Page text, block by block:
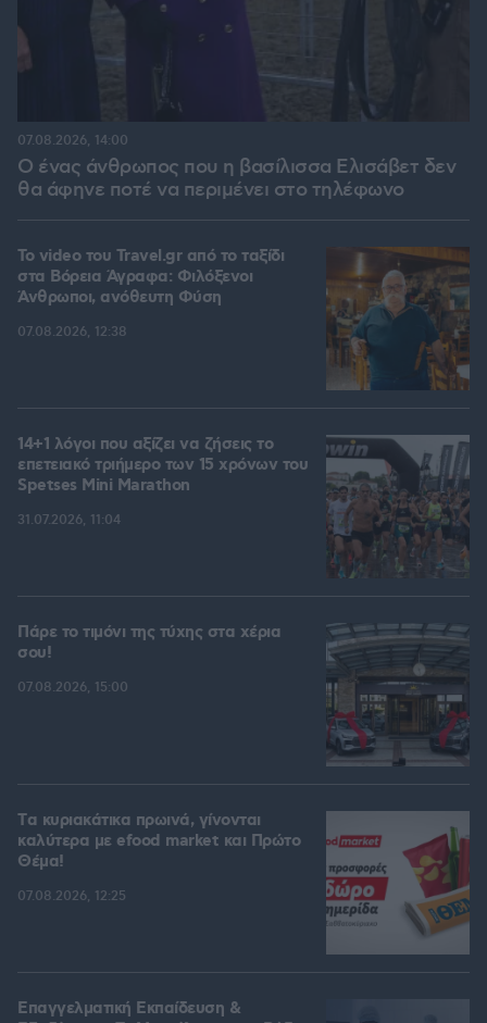
Ο ένας άνθρωπος που η βασίλισσα Ελισάβετ δεν
θα άφηνε ποτέ να περιμένει στο τηλέφωνο
07.08.2026, 14:00
To video του Travel.gr από το ταξίδι
στα Βόρεια Άγραφα: Φιλόξενοι
Άνθρωποι, ανόθευτη Φύση
07.08.2026, 12:38
14+1 λόγοι που αξίζει να ζήσεις το
επετειακό τριήμερο των 15 χρόνων του
Spetses Mini Marathon
31.07.2026, 11:04
Πάρε το τιμόνι της τύχης στα χέρια
σου!
07.08.2026, 15:00
Tα κυριακάτικα πρωινά, γίνονται
καλύτερα με efood market και Πρώτο
Θέμα!
07.08.2026, 12:25
Επαγγελματική Εκπαίδευση &